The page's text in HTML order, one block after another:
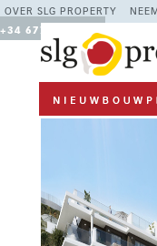
OVER SLG PROPERTY
+34 677 670 480